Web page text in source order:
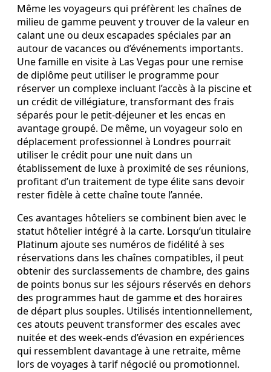
Même les voyageurs qui préfèrent les chaînes de
milieu de gamme peuvent y trouver de la valeur en
calant une ou deux escapades spéciales par an
autour de vacances ou d’événements importants.
Une famille en visite à Las Vegas pour une remise
de diplôme peut utiliser le programme pour
réserver un complexe incluant l’accès à la piscine et
un crédit de villégiature, transformant des frais
séparés pour le petit‑déjeuner et les encas en
avantage groupé. De même, un voyageur solo en
déplacement professionnel à Londres pourrait
utiliser le crédit pour une nuit dans un
établissement de luxe à proximité de ses réunions,
profitant d’un traitement de type élite sans devoir
rester fidèle à cette chaîne toute l’année.
Ces avantages hôteliers se combinent bien avec le
statut hôtelier intégré à la carte. Lorsqu’un titulaire
Platinum ajoute ses numéros de fidélité à ses
réservations dans les chaînes compatibles, il peut
obtenir des surclassements de chambre, des gains
de points bonus sur les séjours réservés en dehors
des programmes haut de gamme et des horaires
de départ plus souples. Utilisés intentionnellement,
ces atouts peuvent transformer des escales avec
nuitée et des week‑ends d’évasion en expériences
qui ressemblent davantage à une retraite, même
lors de voyages à tarif négocié ou promotionnel.